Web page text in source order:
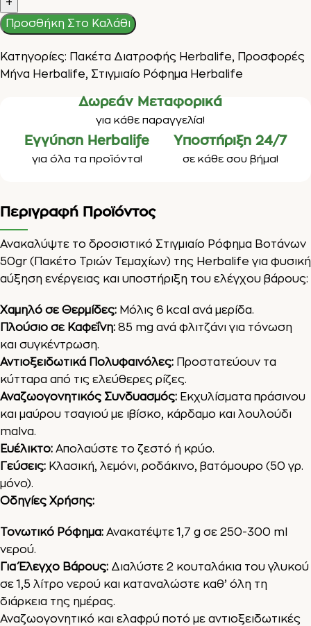
Προσθήκη Στο Καλάθι
Κατηγορίες: Πακέτα Διατροφής Herbalife, Προσφορές
Μήνα Herbalife, Στιγμιαίο Ρόφημα Herbalife
Δωρεάν Μεταφορικά
για κάθε παραγγελία!
Εγγύηση Herbalife
για όλα τα προϊόντα!
Υποστήριξη 24/7
σε κάθε σου βήμα!
Περιγραφή Προϊόντος
Ανακαλύψτε το δροσιστικό Στιγμιαίο Ρόφημα Βοτάνων
50gr (Πακέτο Τριών Τεμαχίων) της Herbalife για φυσική
αύξηση ενέργειας και υποστήριξη του ελέγχου βάρους:
Χαμηλό σε Θερμίδες: Μόλις 6 kcal ανά μερίδα.
Πλούσιο σε Καφεΐνη: 85 mg ανά φλιτζάνι για τόνωση
και συγκέντρωση.
Αντιοξειδωτικά Πολυφαινόλες: Προστατεύουν τα
κύτταρα από τις ελεύθερες ρίζες.
Αναζωογονητικός Συνδυασμός: Εκχυλίσματα πράσινου
και μαύρου τσαγιού με ιβίσκο, κάρδαμο και λουλούδι
malva.
Ευέλικτο: Απολαύστε το ζεστό ή κρύο.
Γεύσεις: Κλασική, λεμόνι, ροδάκινο, βατόμουρο (50 γρ.
μόνο).
Οδηγίες Χρήσης:
Τονωτικό Ρόφημα: Ανακατέψτε 1,7 g σε 250-300 ml
νερού.
Για Έλεγχο Βάρους: Διαλύστε 2 κουταλάκια του γλυκού
σε 1,5 λίτρο νερού και καταναλώστε καθ’ όλη τη
διάρκεια της ημέρας.
Αναζωογονητικό και ελαφρύ ποτό με αντιοξειδωτικές